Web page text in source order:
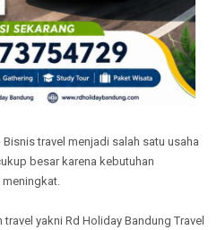
travel menjadi salah satu usaha
besar karena kebutuhan
meningkat.
yakni Rd Holiday Bandung Travel